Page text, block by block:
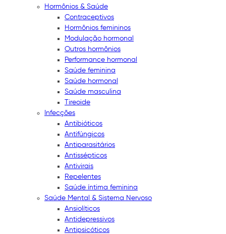
Hormônios & Saúde
Contraceptivos
Hormônios femininos
Modulação hormonal
Outros hormônios
Performance hormonal
Saúde feminina
Saúde hormonal
Saúde masculina
Tireoide
Infecções
Antibióticos
Antifúngicos
Antiparasitários
Antissépticos
Antivirais
Repelentes
Saúde íntima feminina
Saúde Mental & Sistema Nervoso
Ansiolíticos
Antidepressivos
Antipsicóticos